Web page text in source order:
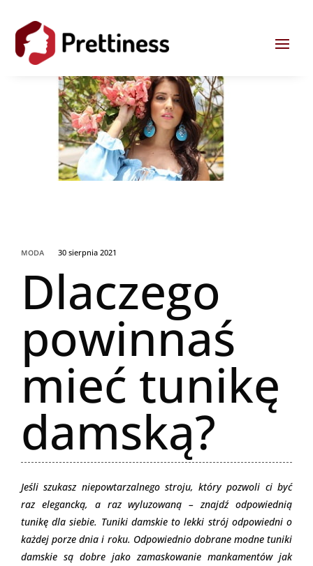
MODA 30 sierpnia 2021
Dlaczego
powinnaś
mieć tunikę
damską?
Jeśli szukasz niepowtarzalnego stroju, który pozwoli ci być
raz elegancką, a raz wyluzowaną – znajdź odpowiednią
tunikę dla siebie. Tuniki damskie to lekki strój odpowiedni o
każdej porze dnia i roku. Odpowiednio dobrane modne tuniki
damskie są dobre jako zamaskowanie mankamentów jak